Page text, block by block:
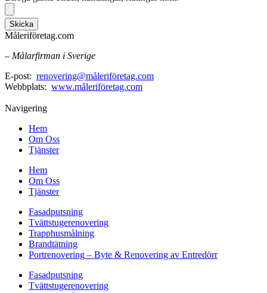
Skicka
Måleriföretag.com
– Målarfirman i Sverige
E-post: renovering@måleriföretag.com
Webbplats: www.måleriföretag.com
Navigering
Hem
Om Oss
Tjänster
Hem
Om Oss
Tjänster
Fasadputsning
Tvättstugerenovering
Trapphusmålning
Brandtätning
Portrenovering – Byte & Renovering av Entredörr
Fasadputsning
Tvättstugerenovering